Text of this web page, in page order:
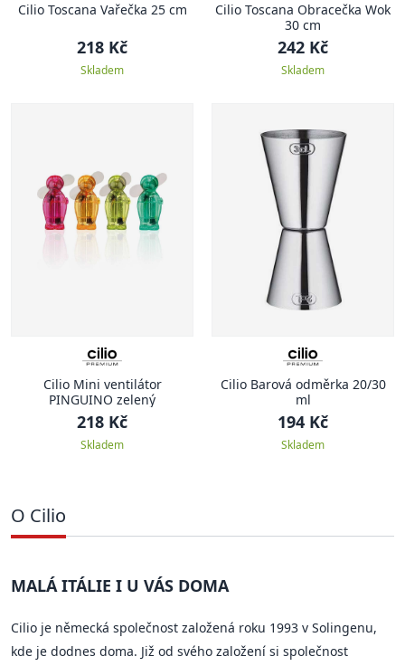
Cilio Toscana Vařečka 25 cm
218 Kč
Skladem
Cilio Toscana Obracečka Wok
30 cm
242 Kč
Skladem
Cilio Mini ventilátor
PINGUINO zelený
218 Kč
Skladem
Cilio Barová odměrka 20/30
ml
194 Kč
Skladem
O Cilio
MALÁ ITÁLIE I U VÁS DOMA
Cilio je německá společnost založená roku 1993 v Solingenu,
kde je dodnes doma. Již od svého založení si společnost